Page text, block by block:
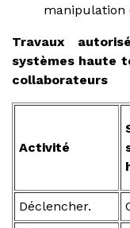
manipulation
Travaux
systèmes haute
collaborateurs
Activité
Déclencher.